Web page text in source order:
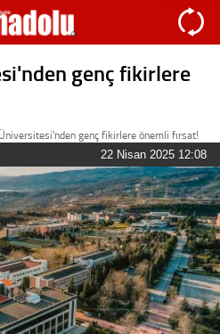
genç fikirlere
genç fikirlere önemli fırsat!
22 Nisan 2025 12:08